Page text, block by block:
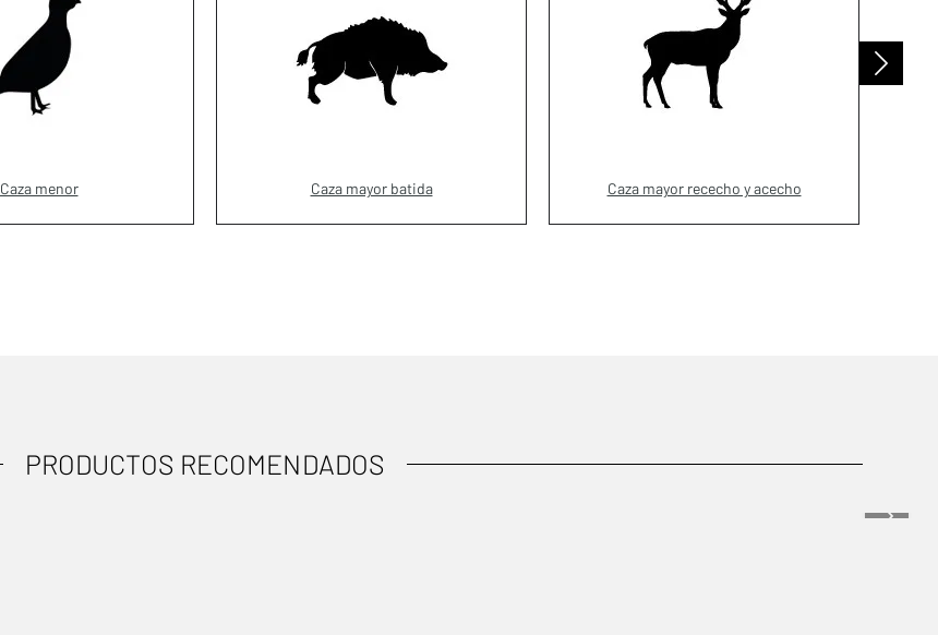
Caza menor Caza mayor batida Caza mayor rececho y acecho
PRODUCTOS RECOMENDADOS